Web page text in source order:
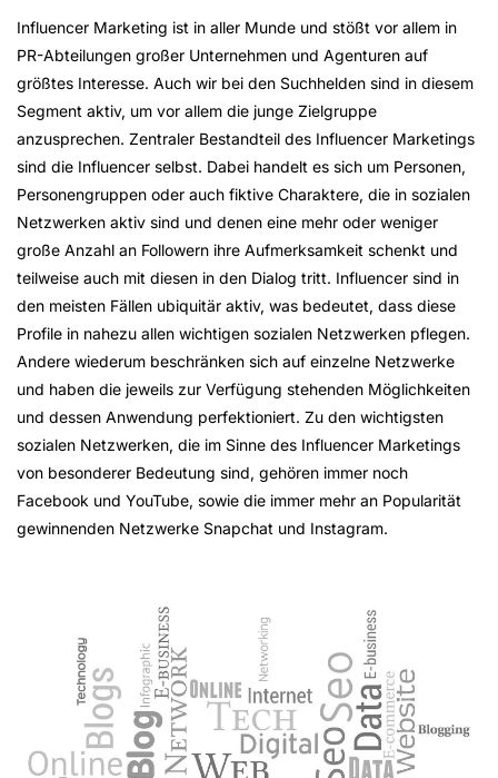
Influencer Marketing ist in aller Munde und stößt vor allem in
PR-Abteilungen großer Unternehmen und Agenturen auf
größtes Interesse. Auch wir bei den Suchhelden sind in diesem
Segment aktiv, um vor allem die junge Zielgruppe
anzusprechen. Zentraler Bestandteil des Influencer Marketings
sind die Influencer selbst. Dabei handelt es sich um Personen,
Personengruppen oder auch fiktive Charaktere, die in sozialen
Netzwerken aktiv sind und denen eine mehr oder weniger
große Anzahl an Followern ihre Aufmerksamkeit schenkt und
teilweise auch mit diesen in den Dialog tritt. Influencer sind in
den meisten Fällen ubiquitär aktiv, was bedeutet, dass diese
Profile in nahezu allen wichtigen sozialen Netzwerken pflegen.
Andere wiederum beschränken sich auf einzelne Netzwerke
und haben die jeweils zur Verfügung stehenden Möglichkeiten
und dessen Anwendung perfektioniert. Zu den wichtigsten
sozialen Netzwerken, die im Sinne des Influencer Marketings
von besonderer Bedeutung sind, gehören immer noch
Facebook und YouTube, sowie die immer mehr an Popularität
gewinnenden Netzwerke Snapchat und Instagram.